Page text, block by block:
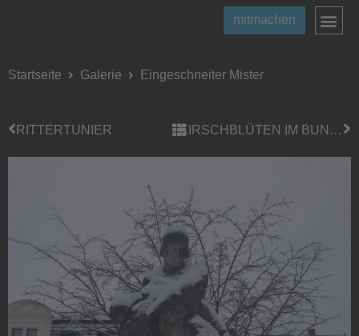
mitmachen
Startseite Galerie Eingeschneiter Mister
RITTERTUNIER KIRSCHBLÜTEN IM BUNTEN GARTEN